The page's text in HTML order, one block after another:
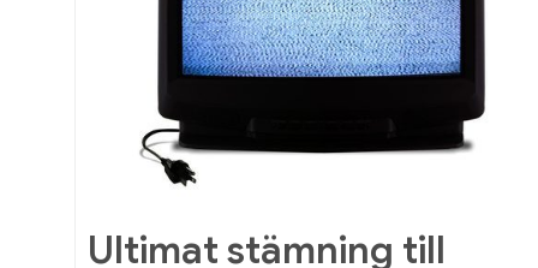
Ultimat stämning till